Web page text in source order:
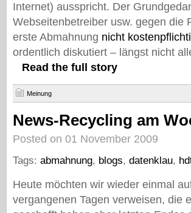
Internet) ausspricht. Der
Webseitenbetreiber usw. gegen die
erste Abmahnung nicht
ordentlich diskutiert – längst nicht
Read the full story
Meinung
News-Recycling am
Posted on 01 November 2009
Tags: abmahnung, blogs, datenklau,
Heute möchten wir wieder einmal
vergangenen Tagen verweisen, die